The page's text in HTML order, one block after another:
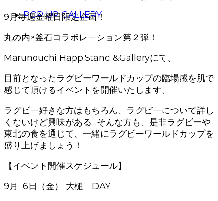
POP UP GALLERY
9月毎週金曜日限定企画！
丸の内×釜石コラボレーション第２弾！
Marunouchi Happ.Stand &Galleryにて、
目前となったラグビーワールドカップの臨場感を肌で
感じて頂けるイベントを開催いたします。
ラグビー好きな方はもちろん、ラグビーについて詳し
くないけど興味がある…そんな方も、是非ラグビーや
東北の食を通じて、一緒にラグビーワールドカップを
盛り上げましょう！
【イベント開催スケジュール】
9月 6日（金） 大槌 DAY